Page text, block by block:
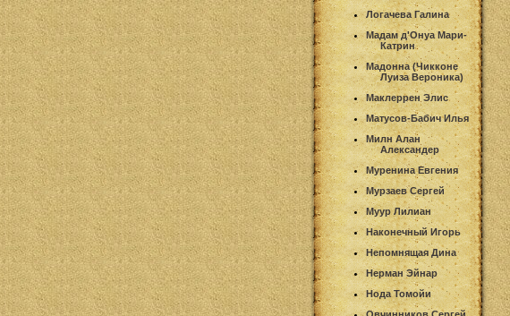
Логачева Галина
Мадам д'Онуа Мари-
Катрин
Мадонна (Чикконе
Луиза Вероника)
Маклеррен Элис
Матусов-Бабич Илья
Милн Алан
Александер
Муренина Евгения
Мурзаев Сергей
Муур Лилиан
Наконечный Игорь
Непомнящая Дина
Нерман Эйнар
Нода Томойи